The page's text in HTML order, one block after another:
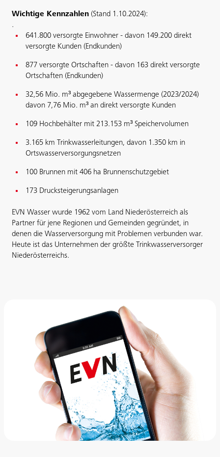
Wichtige Kennzahlen (Stand 1.10.2024):
.
641.800 versorgte Einwohner - davon 149.200 direkt
versorgte Kunden (Endkunden)
877 versorgte Ortschaften - davon 163 direkt versorgte
Ortschaften (Endkunden)
32,56 Mio. m³ abgegebene Wassermenge (2023/2024)
davon 7,76 Mio. m³ an direkt versorgte Kunden
109 Hochbehälter mit 213.153 m³ Speichervolumen
3.165 km Trinkwasserleitungen, davon 1.350 km in
Ortswasserversorgungsnetzen
100 Brunnen mit 406 ha Brunnenschutzgebiet
173 Drucksteigerungsanlagen
EVN Wasser wurde 1962 vom Land Niederösterreich als
Partner für jene Regionen und Gemeinden gegründet, in
denen die Wasserversorgung mit Problemen verbunden war.
Heute ist das Unternehmen der größte Trinkwasserversorger
Niederösterreichs.